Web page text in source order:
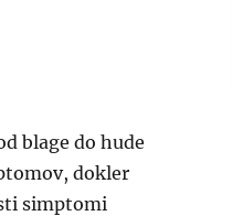
blage do hude
dokler
simptomi